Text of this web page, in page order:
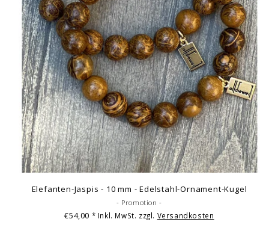
Elefanten-Jaspis - 10 mm - Edelstahl-Ornament-Kugel
- Promotion -
€54,00 * Inkl. MwSt. zzgl. Versandkosten